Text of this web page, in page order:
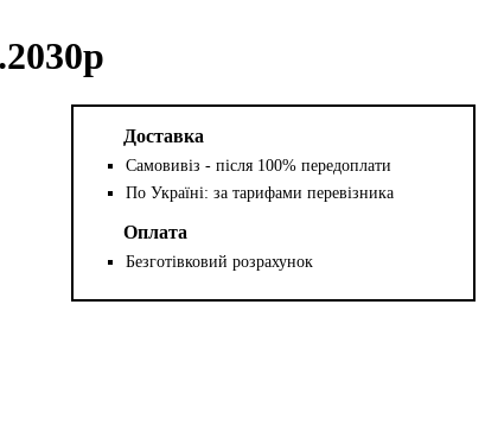
Доставка
Самовивіз - після 100% передоплати
По Україні: за тарифами перевізника
Оплата
Безготівковий розрахунок